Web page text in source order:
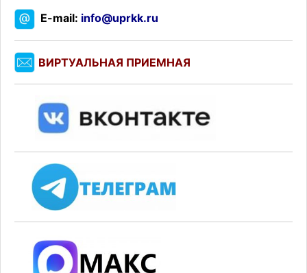
E-mail: info@uprkk.ru
ВИРТУАЛЬНАЯ ПРИЕМНАЯ